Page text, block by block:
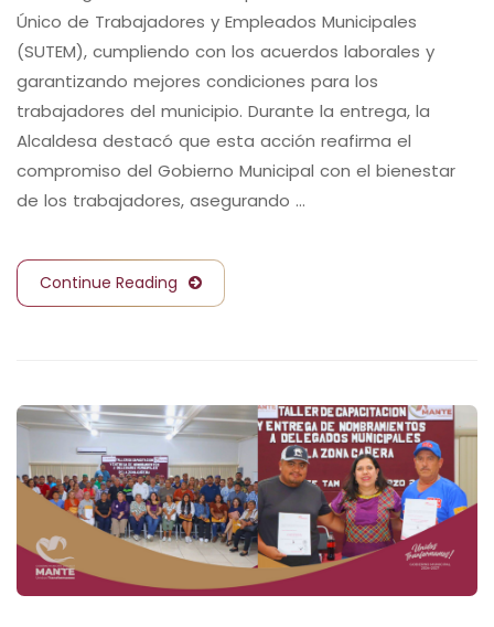
Único de Trabajadores y Empleados Municipales
(SUTEM), cumpliendo con los acuerdos laborales y
garantizando mejores condiciones para los
trabajadores del municipio. Durante la entrega, la
Alcaldesa destacó que esta acción reafirma el
compromiso del Gobierno Municipal con el bienestar
de los trabajadores, asegurando …
Continue Reading